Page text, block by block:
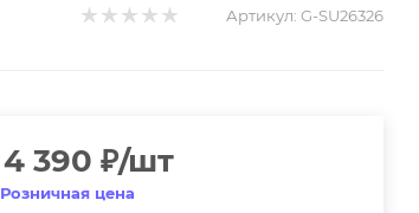
Артикул: G-SU26326
4 390 ₽/шт
Розничная цена